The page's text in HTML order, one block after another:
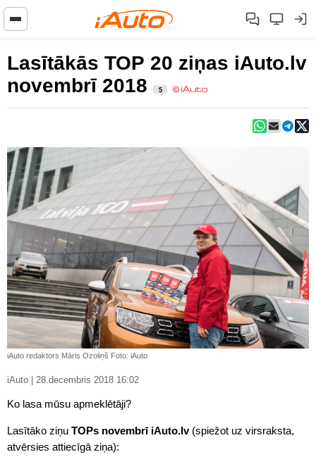
Lasītākās TOP 20 ziņas iAuto.lv
novembrī 2018
5
iAuto redaktors Māris Ozoliņš Foto: iAuto
iAuto | 28.decembris 2018 16:02
Ko lasa mūsu apmeklētāji?
Lasītāko ziņu TOPs novembrī iAuto.lv (spiežot uz virsraksta,
atvērsies attiecīgā ziņa):